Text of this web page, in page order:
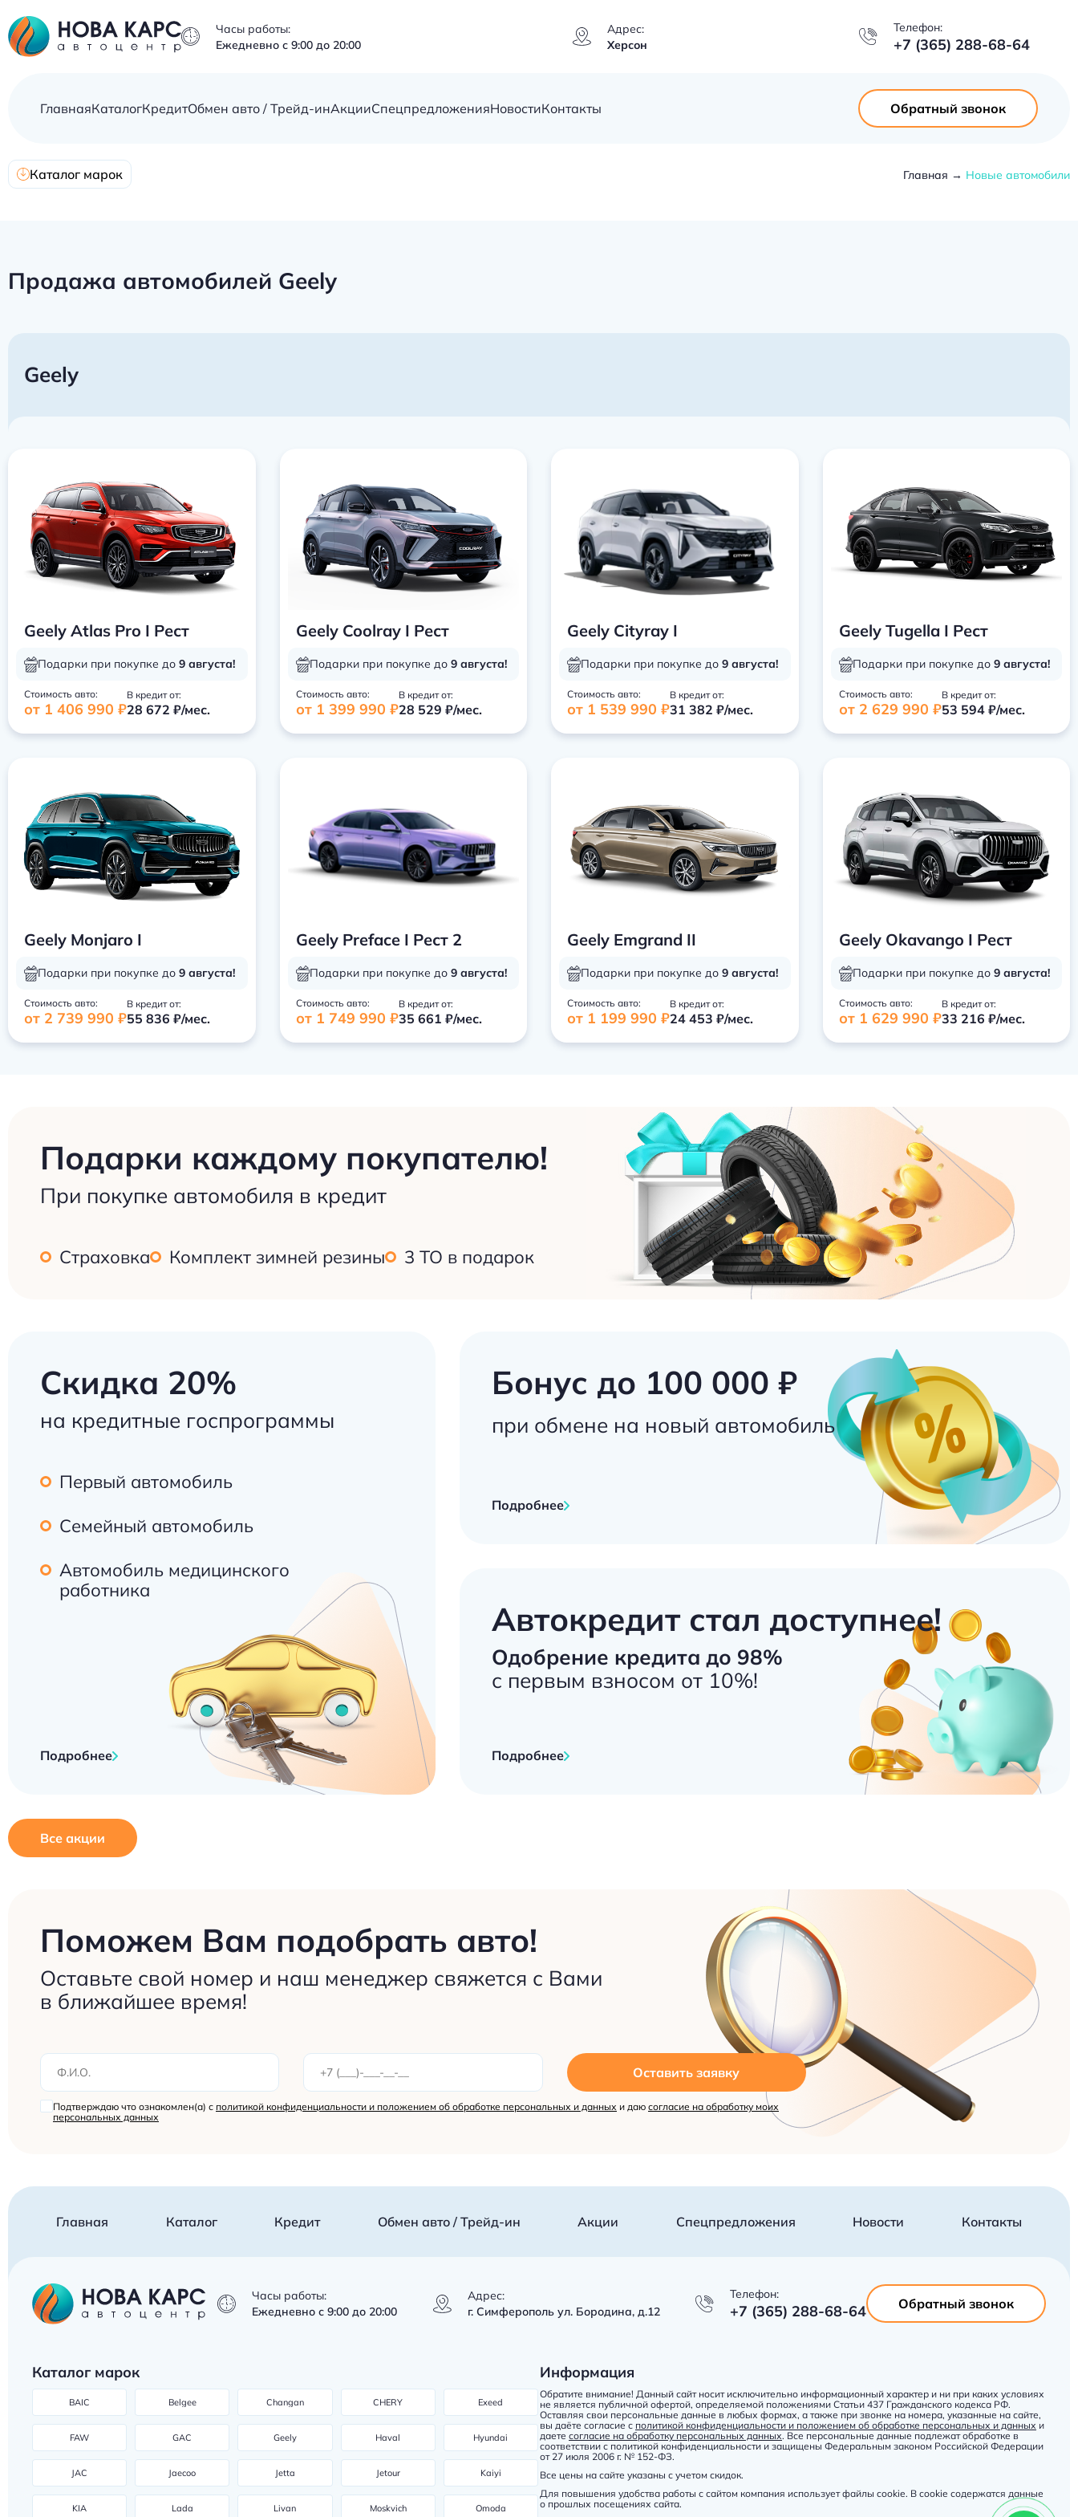
Часы работы:
Ежедневно с 9:00 до 20:00
Адрес:
Херсон
Телефон:
+7 (365) 288-68-64
ГлавнаяКаталогКредитОбмен авто / Трейд-инАкцииСпецпредложенияНовостиКонтакты Обратный звонок
Каталог марок Главная Новые автомобили
Продажа автомобилей Geely
Geely
Geely Atlas Pro I Рест
Подарки при покупке до 9 августа!
Стоимость авто:
от 1 406 990 ₽
В кредит от:
28 672 ₽/мес.
Geely Coolray I Рест
Подарки при покупке до 9 августа!
Стоимость авто:
от 1 399 990 ₽
В кредит от:
28 529 ₽/мес.
Geely Cityray I
Подарки при покупке до 9 августа!
Стоимость авто:
от 1 539 990 ₽
В кредит от:
31 382 ₽/мес.
Geely Tugella I Рест
Подарки при покупке до 9 августа!
Стоимость авто:
от 2 629 990 ₽
В кредит от:
53 594 ₽/мес.
Geely Monjaro I
Подарки при покупке до 9 августа!
Стоимость авто:
от 2 739 990 ₽
В кредит от:
55 836 ₽/мес.
Geely Preface I Рест 2
Подарки при покупке до 9 августа!
Стоимость авто:
от 1 749 990 ₽
В кредит от:
35 661 ₽/мес.
Geely Emgrand II
Подарки при покупке до 9 августа!
Стоимость авто:
от 1 199 990 ₽
В кредит от:
24 453 ₽/мес.
Geely Okavango I Рест
Подарки при покупке до 9 августа!
Стоимость авто:
от 1 629 990 ₽
В кредит от:
33 216 ₽/мес.
Подарки каждому покупателю!
При покупке автомобиля в кредит
Страховка Комплект зимней резины 3 ТО в подарок
Скидка 20%
на кредитные госпрограммы
Первый автомобиль
Семейный автомобиль
Автомобиль медицинского
работника
Подробнее
Бонус до 100 000 ₽
при обмене на новый автомобиль
Подробнее
Автокредит стал доступнее!
Одобрение кредита до 98%
с первым взносом от 10%!
Подробнее
Все акции
Поможем Вам подобрать авто!
Оставьте свой номер и наш менеджер свяжется с Вами
в ближайшее время!
Оставить заявку
Подтверждаю что ознакомлен(а) с политикой конфиденциальности и положением об обработке персональных и данных и даю согласие на обработку моих
персональных данных
Главная Каталог Кредит Обмен авто / Трейд-ин Акции Спецпредложения Новости Контакты
Часы работы:
Ежедневно с 9:00 до 20:00
Адрес:
г. Симферополь ул. Бородина, д.12
Телефон:
+7 (365) 288-68-64 Обратный звонок
Каталог марок
BAIC Belgee Changan CHERY Exeed
FAW GAC Geely Haval Hyundai
JAC Jaecoo Jetta Jetour Kaiyi
KIA Lada Livan Moskvich Omoda
Информация
Обратите внимание! Данный сайт носит исключительно информационный характер и ни при каких условиях
не является публичной офертой, определяемой положениями Статьи 437 Гражданского кодекса РФ.
Оставляя свои персональные данные в любых формах, а также при звонке на номера, указанные на сайте,
вы даёте согласие с политикой конфиденциальности и положением об обработке персональных и данных и
даете согласие на обработку персональных данных. Все персональные данные подлежат обработке в
соответствии с политикой конфиденциальности и защищены Федеральным законом Российской Федерации
от 27 июля 2006 г. № 152-ФЗ.
Все цены на сайте указаны с учетом скидок.
Для повышения удобства работы с сайтом компания использует файлы cookie. В cookie содержатся данные
о прошлых посещениях сайта.